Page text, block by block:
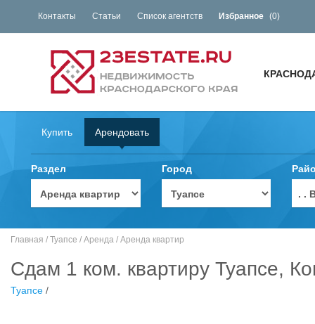
Контакты Статьи Список агентств Избранное (0)
Купить Арендовать
Раздел Город
. .
Главная / Туапсе / Аренда / Аренда квартир
Сдам 1 ком. квартиру Туапсе,
Туапсе /